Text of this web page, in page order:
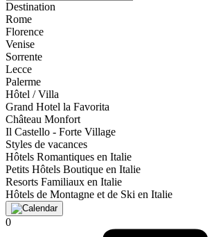
Destination
Rome
Florence
Venise
Sorrente
Lecce
Palerme
Hôtel / Villa
Grand Hotel la Favorita
Château Monfort
Il Castello - Forte Village
Styles de vacances
Hôtels Romantiques en Italie
Petits Hôtels Boutique en Italie
Resorts Familiaux en Italie
Hôtels de Montagne et de Ski en Italie
0